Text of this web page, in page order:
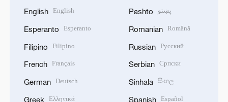
English English
Esperanto Esperanto
Filipino Filipino
French Français
German Deutsch
Greek Ελληνικά
Pashto پښتو
Romanian Română
Russian Русский
Serbian Српски
Sinhala සිංහල
Spanish Español